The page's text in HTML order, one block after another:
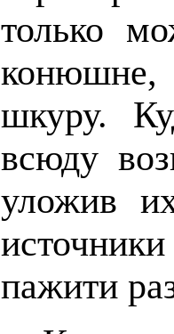
только
шкуру.
всюду
уложив
пажити